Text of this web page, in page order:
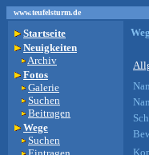
www.teufelsturm.de
Startseite
Neuigkeiten
Archiv
Fotos
Galerie
Suchen
Beitragen
Wege
Suchen